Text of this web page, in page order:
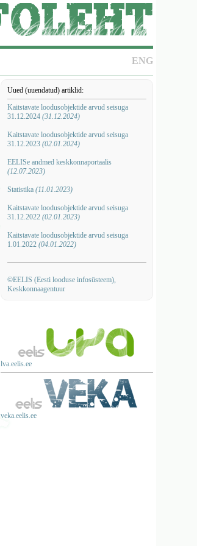
ENG
Uued (uuendatud) artiklid:
Kaitstavate loodusobjektide arvud seisuga
31.12.2024 (31.12.2024)
Kaitstavate loodusobjektide arvud seisuga
31.12.2023 (02.01.2024)
EELISe andmed keskkonnaportaalis
(12.07.2023)
Statistika (11.01.2023)
Kaitstavate loodusobjektide arvud seisuga
31.12.2022 (02.01.2023)
Kaitstavate loodusobjektide arvud seisuga
1.01.2022 (04.01.2022)
©EELIS (Eesti looduse infosüsteem),
Keskkonnaagentuur
lva.eelis.ee
veka.eelis.ee